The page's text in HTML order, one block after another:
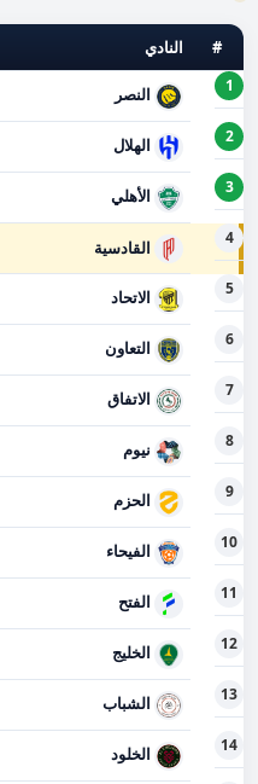
# النادي
1 النصر
2 الهلال
3 الأهلي
4 القادسية
5 الاتحاد
6 التعاون
7 الاتفاق
8 نيوم
9 الحزم
10 الفيحاء
11 الفتح
12 الخليج
13 الشباب
14 الخلود